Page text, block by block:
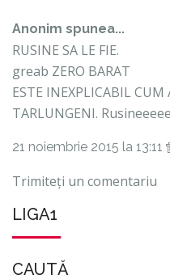
Anonim spunea...
RUSINE SA LE FIE.
greab ZERO BARAT
ESTE INEXPLICABIL
TARLUNGENI.
21 noiembrie 2015 la 13:11
Trimiteți un comentariu
LIGA1
CAUTĂ